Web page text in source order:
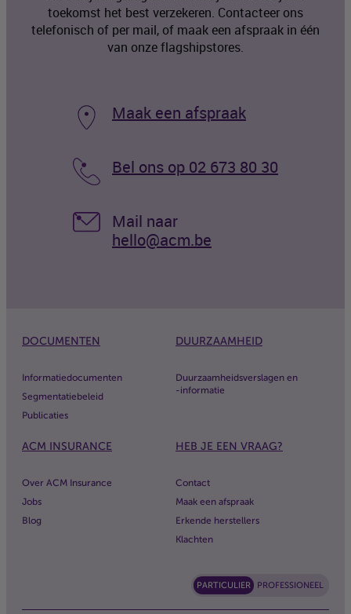
toekomst het best verzekeren. Contacteer ons
telefonisch of per mail, of maak een afspraak in één
van onze flagshipstores.
Maak een afspraak
Bel ons op 02 673 80 30
Mail naar
hello@acm.be
DOCUMENTEN
Informatiedocumenten
Segmentatiebeleid
Publicaties
DUURZAAMHEID
Duurzaamheidsverslagen en
-informatie
ACM INSURANCE
Over ACM Insurance
Jobs
Blog
HEB JE EEN VRAAG?
Contact
Maak een afspraak
Erkende herstellers
Klachten
PARTICULIER PROFESSIONEEL